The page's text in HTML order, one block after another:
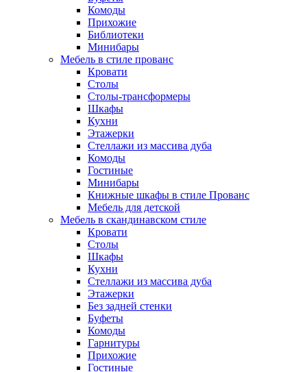
Комоды
Прихожие
Библиотеки
Минибары
Мебель в стиле прованс
Кровати
Столы
Столы-трансформеры
Шкафы
Кухни
Этажерки
Стеллажи из массива дуба
Комоды
Гостиные
Минибары
Книжные шкафы в стиле Прованс
Мебель для детской
Мебель в скандинавском стиле
Кровати
Столы
Шкафы
Кухни
Стеллажи из массива дуба
Этажерки
Без задней стенки
Буфеты
Комоды
Гарнитуры
Прихожие
Гостиные